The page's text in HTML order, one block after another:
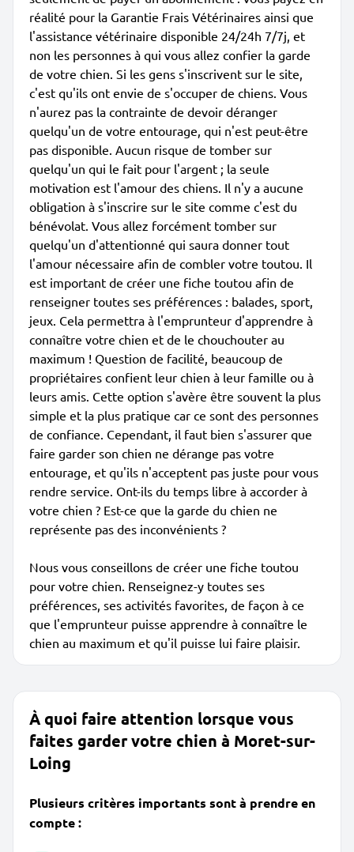
réalité pour la Garantie Frais Vétérinaires ainsi que
l'assistance vétérinaire disponible 24/24h 7/7j, et
non les personnes à qui vous allez confier la garde
de votre chien. Si les gens s'inscrivent sur le site,
c'est qu'ils ont envie de s'occuper de chiens. Vous
n'aurez pas la contrainte de devoir déranger
quelqu'un de votre entourage, qui n'est peut-être
pas disponible. Aucun risque de tomber sur
quelqu'un qui le fait pour l'argent ; la seule
motivation est l'amour des chiens. Il n'y a aucune
obligation à s'inscrire sur le site comme c'est du
bénévolat. Vous allez forcément tomber sur
quelqu'un d'attentionné qui saura donner tout
l'amour nécessaire afin de combler votre toutou. Il
est important de créer une fiche toutou afin de
renseigner toutes ses préférences : balades, sport,
jeux. Cela permettra à l'emprunteur d'apprendre à
connaître votre chien et de le chouchouter au
maximum ! Question de facilité, beaucoup de
propriétaires confient leur chien à leur famille ou à
leurs amis. Cette option s'avère être souvent la plus
simple et la plus pratique car ce sont des personnes
de confiance. Cependant, il faut bien s'assurer que
faire garder son chien ne dérange pas votre
entourage, et qu'ils n'acceptent pas juste pour vous
rendre service. Ont-ils du temps libre à accorder à
votre chien ? Est-ce que la garde du chien ne
représente pas des inconvénients ?
Nous vous conseillons de créer une fiche toutou
pour votre chien. Renseignez-y toutes ses
préférences, ses activités favorites, de façon à ce
que l'emprunteur puisse apprendre à connaître le
chien au maximum et qu'il puisse lui faire plaisir.
À quoi faire attention lorsque vous
faites garder votre chien à Moret-sur-
Loing
Plusieurs critères importants sont à prendre en
compte :